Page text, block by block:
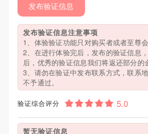
发布验证信息
发布验证信息注意事项
1、体验验证功能只对购买者或者至尊会
2、在进行体验完后，发布的验证信息
后，优秀的验证信息我们将返还部分的
3、请勿在验证中发布联系方式，联系
不予通过。
验证综合评分
暂无验证信息